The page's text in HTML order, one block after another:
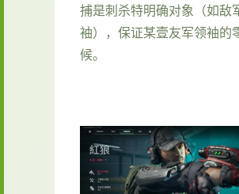
捕是刺杀特明确对象（如敌
袖），保证某壹友军领袖的
候。